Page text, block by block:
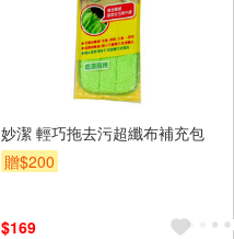
妙潔 輕巧拖去污超纖布補充包
贈$200
$169